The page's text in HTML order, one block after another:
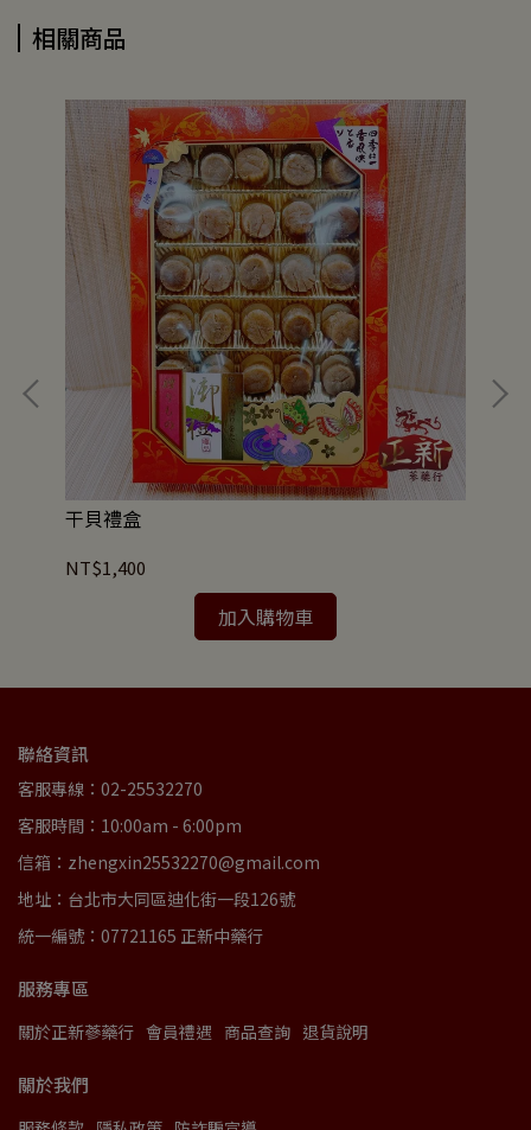
相關商品
干貝禮盒
NT$1,400
加入購物車
聯絡資訊
客服專線：02-25532270
客服時間：10:00am - 6:00pm
信箱：zhengxin25532270@gmail.com
地址：台北市大同區迪化街一段126號
統一編號：07721165 正新中藥行
服務專區
關於正新蔘藥行 會員禮遇 商品查詢 退貨說明
關於我們